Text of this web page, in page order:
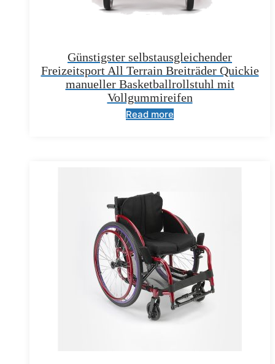
Günstigster selbstausgleichender
Freizeitsport All Terrain Breiträder Quickie
manueller Basketballrollstuhl mit
Vollgummireifen
Read more